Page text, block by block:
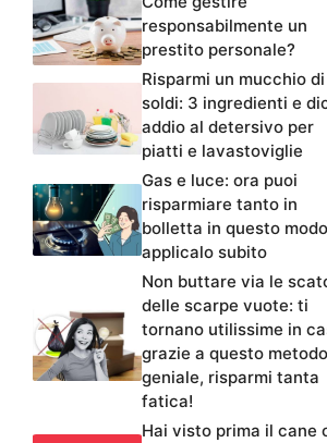
responsabilmente un
prestito personale?
Risparmi un mucchio di
soldi: 3 ingredienti e
addio al detersivo per
piatti e lavastoviglie
Gas e luce: ora puoi
risparmiare tanto in
bolletta in questo
applicalo subito
Non buttare via le
delle scarpe vuote: ti
tornano utilissime in
grazie a questo metodo
geniale, risparmi tanta
fatica!
Hai visto prima il cane